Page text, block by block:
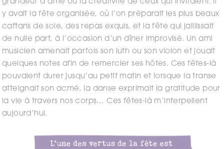
grandeur d’âme ou la créativité de ceux qui invitaient. Il
y avait la fête organisée, où l’on préparait les plus beaux
caftans de soie, des repas exquis, et la fête qui jaillissait
de nulle part, à l’occasion d’un dîner improvisé. Un ami
musicien amenait parfois son luth ou son violon et jouait
quelques notes afin de remercier ses hôtes. Ces fêtes-là
pouvaient durer jusqu’au petit matin et lorsque la transe
atteignait son acmé, la danse exprimait la gratitude pour
la vie à travers nos corps… Ces fêtes-là m’interpellent
aujourd’hui.